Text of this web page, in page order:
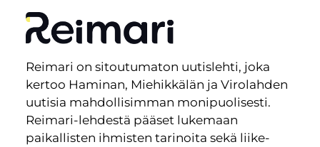
Reimari on sitoutumaton uutislehti, joka
kertoo Haminan, Miehikkälän ja Virolahden
uutisia mahdollisimman monipuolisesti.
Reimari-lehdestä pääset lukemaan
paikallisten ihmisten tarinoita sekä liike-